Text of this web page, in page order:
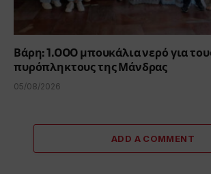
Βάρη: 1.000 μπουκάλια νερό για
πυρόπληκτους της Μάνδρας
05/08/2026
ADD A COMMENT